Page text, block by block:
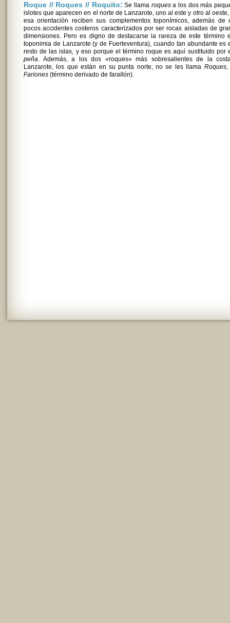
Roque // Roques // Roquito: Se llama roquesa los dos más
islotes que aparecen en el norte de Lanzarote, uno al este y otro al oeste,
esa orientación reciben sus complementos toponímicos, además de
pocos accidentes costeros caracterizados por ser rocas aisladas de
dimensiones. Pero es digno de destacarse la rareza de este término
toponimia de Lanzarote (y de Fuerteventura), cuando tan abundante es
resto de las islas, y eso porque el término roque es aquí sustituido por
peña. Además, a los dos «roques» más sobresalientes de la
Lanzarote, los que están en su punta norte, no se les llama Roques,
Fariones (término derivado de farallón).